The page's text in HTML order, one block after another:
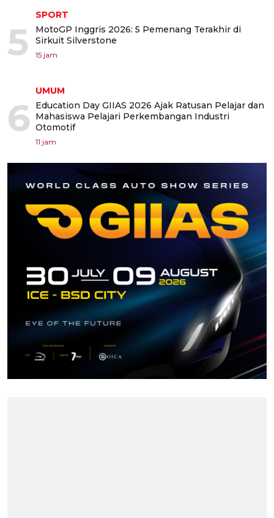
5
SPORT
MotoGP Inggris 2026: 5 Pemenang Terakhir di
Sirkuit Silverstone
15 jam
6
UMUM
Education Day GIIAS 2026 Ajak Ratusan Pelajar dan
Mahasiswa Pelajari Perkembangan Industri
Otomotif
11 jam